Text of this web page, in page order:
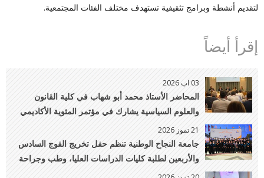
لتقديم أنشطة وبرامج تثقيفية تستهدف مختلف الفئات المجتمعية.
إقرأ أيضاً
03 اب 2026
المحاضر الأستاذ محمد أبو شهاب في كلية القانون
والعلوم السياسية يشارك في مؤتمر المئوية الأكاديمي
لمعهد UNIDROIT بايطاليا
21 تموز 2026
جامعة النجاح الوطنية تنظم حفل تخريج الفوج السادس
والأربعين لطلبة كليات الدراسات العليا، وطب وجراحة
الفم والأسنان، والصيدلة، والتمريض، والطب البيطري